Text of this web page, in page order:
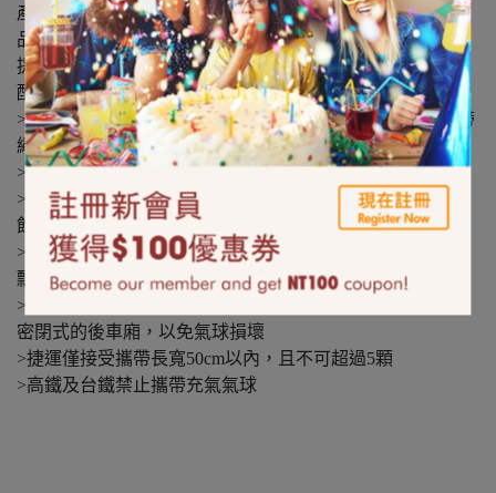
產地: 美國
品牌 : ANAGRAM
提醒您 含氣氣球只能選擇計程車外送、門市取貨，無法宅
配
>此為含氦氣鋁箔氣球，可空飄約3-5天漸進式消氣。含緞帶
繩
>氣球建議當天充氣，效果最佳。
>氣球皆一次性使用，若氣球消氣建議可補充空氣維持氣球
飽度
>若需二次充氣會酌收氣體費用，充氣後發現破損、無法空
飄，將無法退費。
>氣球會熱脹冷縮，不建議放置悶熱、太陽曝曬的地方以及
密閉式的後車廂，以免氣球損壞
>捷運僅接受攜帶長寬50cm以內，且不可超過5顆
>高鐵及台鐵禁止攜帶充氣氣球